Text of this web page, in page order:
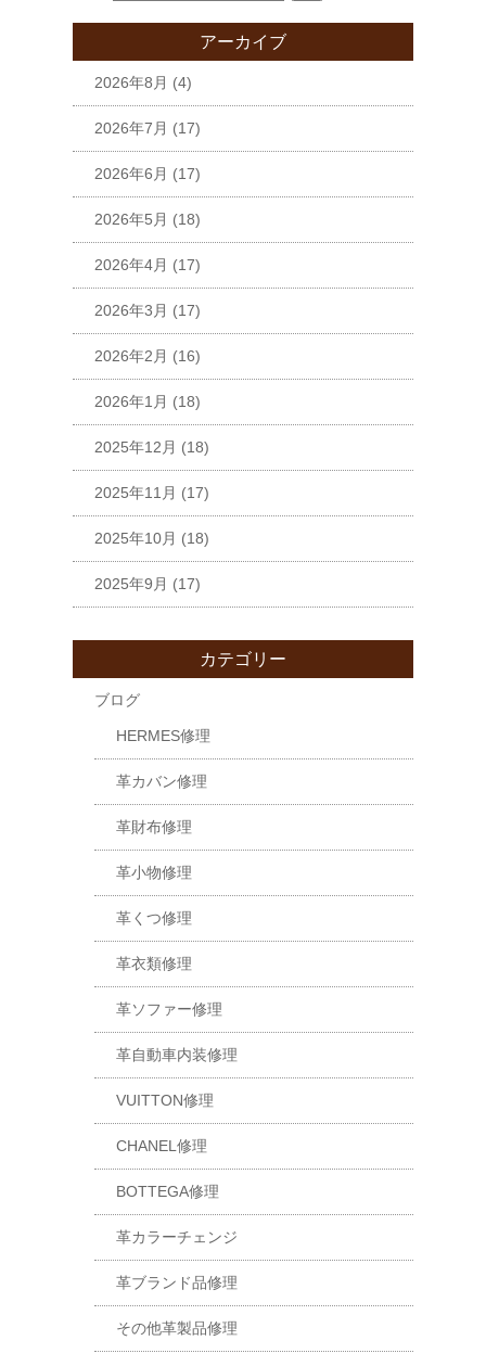
アーカイブ
2026年8月 (4)
2026年7月 (17)
2026年6月 (17)
2026年5月 (18)
2026年4月 (17)
2026年3月 (17)
2026年2月 (16)
2026年1月 (18)
2025年12月 (18)
2025年11月 (17)
2025年10月 (18)
2025年9月 (17)
カテゴリー
ブログ
HERMES修理
革カバン修理
革財布修理
革小物修理
革くつ修理
革衣類修理
革ソファー修理
革自動車内装修理
VUITTON修理
CHANEL修理
BOTTEGA修理
革カラーチェンジ
革ブランド品修理
その他革製品修理